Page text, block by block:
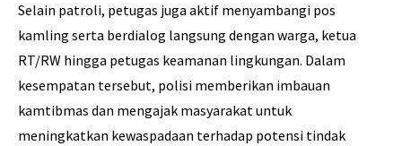
Selain patroli, petugas juga aktif menyambangi pos
kamling serta berdialog langsung dengan warga, ketua
RT/RW hingga petugas keamanan lingkungan. Dalam
kesempatan tersebut, polisi memberikan imbauan
kamtibmas dan mengajak masyarakat untuk
meningkatkan kewaspadaan terhadap potensi tindak